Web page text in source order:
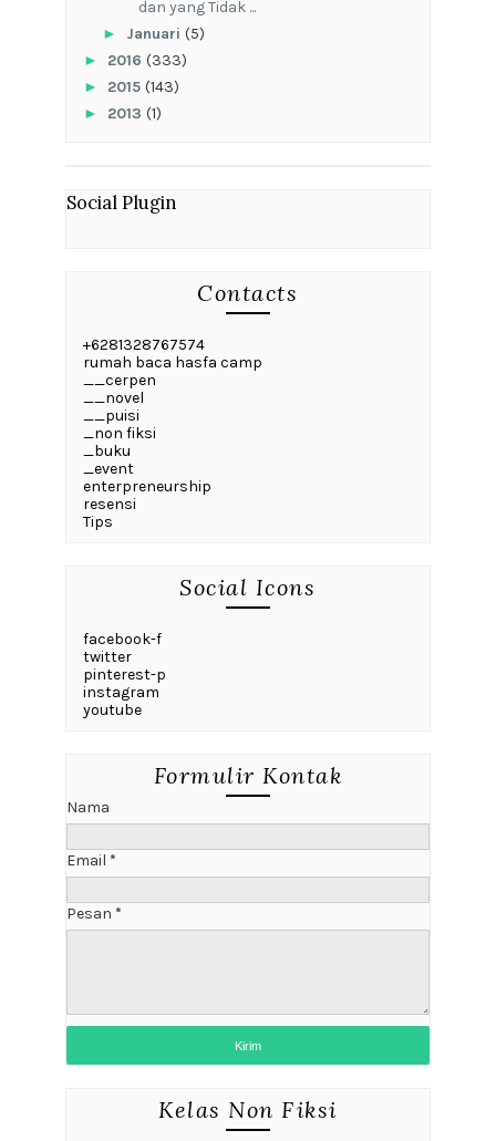
dan yang Tidak ...
► Januari (5)
► 2016 (333)
► 2015 (143)
► 2013 (1)
Social Plugin
Contacts
+6281328767574
rumah baca hasfa camp
__cerpen
__novel
__puisi
_non fiksi
_buku
_event
enterpreneurship
resensi
Tips
Social Icons
facebook-f
twitter
pinterest-p
instagram
youtube
Formulir Kontak
Nama
Email *
Pesan *
Kelas Non Fiksi